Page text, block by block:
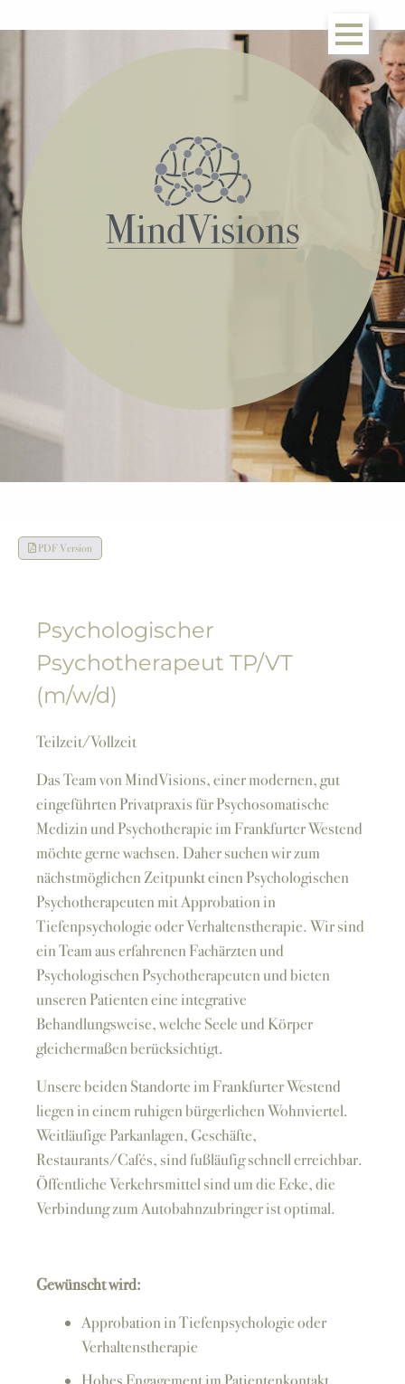
PDF Version
Psychologischer
Psychotherapeut TP/VT
(m/w/d)
Teilzeit/Vollzeit
Das Team von MindVisions, einer modernen, gut
eingeführten Privatpraxis für Psychosomatische
Medizin und Psychotherapie im Frankfurter Westend
möchte gerne wachsen. Daher suchen wir zum
nächstmöglichen Zeitpunkt einen Psychologischen
Psychotherapeuten mit Approbation in
Tiefenpsychologie oder Verhaltenstherapie. Wir sind
ein Team aus erfahrenen Fachärzten und
Psychologischen Psychotherapeuten und bieten
unseren Patienten eine integrative
Behandlungsweise, welche Seele und Körper
gleichermaßen berücksichtigt.
Unsere beiden Standorte im Frankfurter Westend
liegen in einem ruhigen bürgerlichen Wohnviertel.
Weitläufige Parkanlagen, Geschäfte,
Restaurants/Cafés, sind fußläufig schnell erreichbar.
Öffentliche Verkehrsmittel sind um die Ecke, die
Verbindung zum Autobahnzubringer ist optimal.
Gewünscht wird:
Approbation in Tiefenpsychologie oder
Verhaltenstherapie